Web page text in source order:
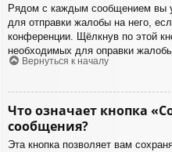
Рядом с каждым сообщением вы
для отправки жалобы на него,
конференции. Щёлкнув по этой
необходимых для оправки
Вернуться к началу
Что означает кнопка
сообщения?
Эта кнопка позволяет вам